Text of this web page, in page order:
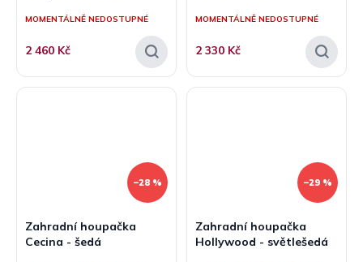
MOMENTÁLNĚ NEDOSTUPNÉ
2 460 Kč
MOMENTÁLNĚ NEDOSTUPNÉ
2 330 Kč
–28 %
Zahradní houpačka
Cecina - šedá
–29 %
Zahradní houpačka
Hollywood - světlešedá